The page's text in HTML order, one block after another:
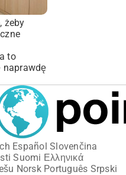
żeby
to
naprawdę
Español Slovenčina
Suomi Ελληνικά
Norsk Português Srpski